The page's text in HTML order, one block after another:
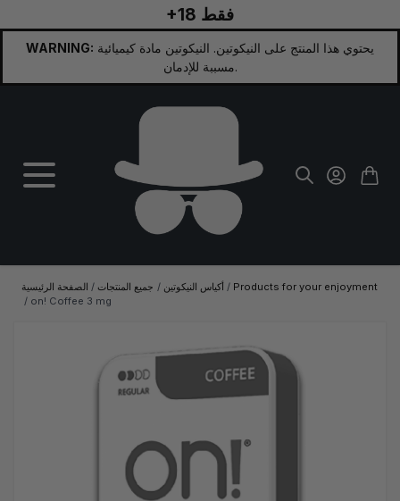
+18 فقط
WARNING:
مسببة للإدمان.
الصفحة الرئيسية / جميع المنتجات / أكياس النيكوتين / Products for your enjoyment
/ on! Coffee 3 mg